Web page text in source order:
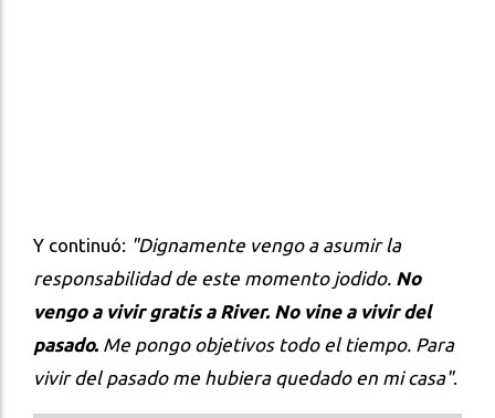
Y continuó: "Dignamente vengo a asumir la
responsabilidad de este momento jodido. No
vengo a vivir gratis a River. No vine a vivir del
pasado. Me pongo objetivos todo el tiempo. Para
vivir del pasado me hubiera quedado en mi casa".